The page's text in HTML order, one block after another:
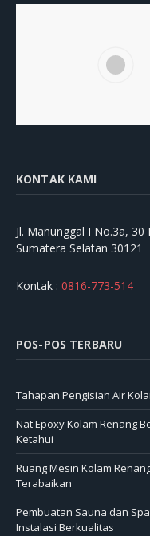
KONTAK KAMI
Jl. Manunggal I No.3a,
Sumatera Selatan 30121
Kontak : 0816-773-514
POS-POS TERBARU
Tahapan Pengisian Air
Nat Epoxy Kolam Renang
Ketahui
Ruang Mesin Kolam
Terabaikan
Pembuatan Sauna dan
Instalasi Berkualitas